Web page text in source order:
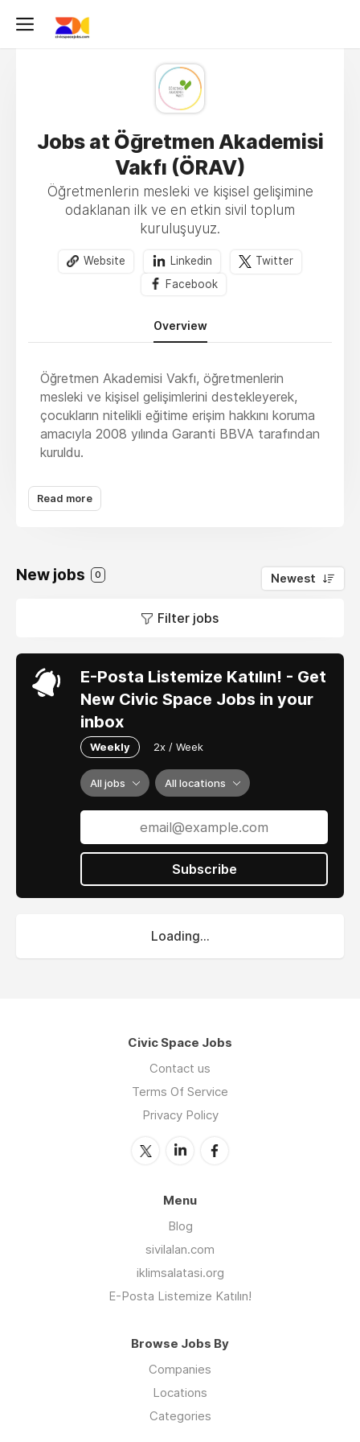
Jobs at Öğretmen Akademisi
Vakfı (ÖRAV)
Öğretmenlerin mesleki ve kişisel gelişimine
odaklanan ilk ve en etkin sivil toplum
kuruluşuyuz.
Website Linkedin
Twitter
Facebook
Overview
Öğretmen Akademisi Vakfı, öğretmenlerin
mesleki ve kişisel gelişimlerini destekleyerek,
çocukların nitelikli eğitime erişim hakkını koruma
amacıyla 2008 yılında Garanti BBVA tarafından
kuruldu.
Çocukların gelişiminde ailelerinden sonra en
büyük sorumluluğu üstlenen, dolayısıyla
içinde olması gerekiyor.
öğrenmeye, gelişime açık öğretmenlerimizin,
Bu doğrultuda, kaynaklarımızı en etkin biçimde
kullanarak, öğretmenlerin ve eğitim
yöneticilerinin, mesleki ve kişisel gelişimlerine
destek verecek eğitim programları tasarlıyor,
projeler geliştiriyor ve bu çalışmalarımızla
öğretmenlerimizin daha donanımlı eğitimciler
Meslektaştan meslektaşa öğrenme modelimiz
ve 14 yıldır Türkiye’nin tüm illerinden bir araya
geldiğimiz 274.117 öğretmenimizle yürüttüğümüz
çalışmalardan elde ettiğimiz deneyimle,
Amacımız, çağımızın gerektirdiği evrensel
Saha deneyimimiz, düzenli olarak
öğretmenlerimizden gelen geri bildirimlerle,
programlarımızı sürekli güncelliyor, yeni çalışma
sürekli gelişime açık tutmaya çalışıyoruz.
Read more
New jobs 0 Newest
Filter jobs
E-Posta Listemize Katılın! - Get
New Civic Space Jobs in your
inbox
Weekly 2x / Week
All jobs All locations
Subscribe
Loading...
Civic Space Jobs
Contact us
Terms Of Service
Privacy Policy
Menu
Blog
sivilalan.com
iklimsalatasi.org
E-Posta Listemize Katılın!
Browse Jobs By
Companies
Locations
Categories